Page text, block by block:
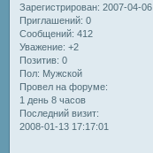
Зарегистрирован: 2007-04-06
Приглашений: 0
Сообщений: 412
Уважение: +2
Позитив: 0
Пол: Мужской
Провел на форуме:
1 день 8 часов
Последний визит:
2008-01-13 17:17:01